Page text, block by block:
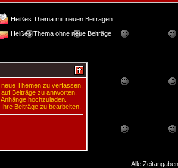
Heißes Thema mit neuen Beiträgen
Heißes Thema ohne neue Beiträge
, neue Themen zu verfassen.
, auf Beiträge zu antworten.
, Anhänge hochzuladen.
, Ihre Beiträge zu bearbeiten.
Alle